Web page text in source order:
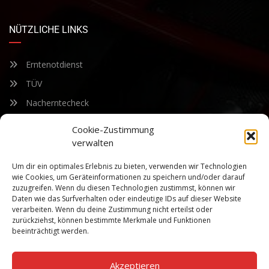
Cookie-Zustimmung
verwalten
Um dir ein optimales Erlebnis zu bieten, verwenden wir Technologien
wie Cookies, um Geräteinformationen zu speichern und/oder darauf
zuzugreifen. Wenn du diesen Technologien zustimmst, können wir
Daten wie das Surfverhalten oder eindeutige IDs auf dieser Website
verarbeiten. Wenn du deine Zustimmung nicht erteilst oder
zurückziehst, können bestimmte Merkmale und Funktionen
beeinträchtigt werden.
Akzeptieren
NÜTZLICHE LINKS
Erntenotdienst
TÜV
Nacherntecheck
FÜR UNSEREN NEWSLETTER ANMELDEN
Bleiben Sie auf dem Laufenden über unsere sich ständig
weiterentwickelnden Produkteigenschaften und Technologien.
Geben Sie Ihre E-Mail-Adresse ein und abonnieren Sie unseren
Newsletter.